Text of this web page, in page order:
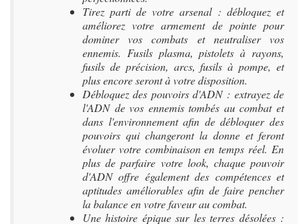
Tirez parti de votre arsenal : débloquez et
améliorez votre armement de pointe pour
dominer vos combats et neutraliser vos
ennemis. Fusils plasma, pistolets à rayons,
fusils de précision, arcs, fusils à pompe, et
plus encore seront à votre disposition.
Débloquez des pouvoirs d'ADN : extrayez de
l'ADN de vos ennemis tombés au combat et
dans l'environnement afin de débloquer des
pouvoirs qui changeront la donne et feront
évoluer votre combinaison en temps réel. En
plus de parfaire votre look, chaque pouvoir
d'ADN offre également des compétences et
aptitudes améliorables afin de faire pencher
la balance en votre faveur au combat.
Une histoire épique sur les terres désolées :